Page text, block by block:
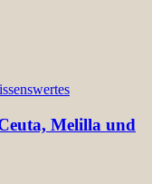
Melilla und